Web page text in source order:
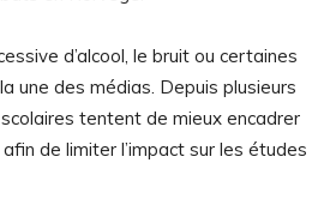
d’alcool, le bruit ou certaines
une des médias. Depuis plusieurs
tentent de mieux encadrer
de limiter l’impact sur les études